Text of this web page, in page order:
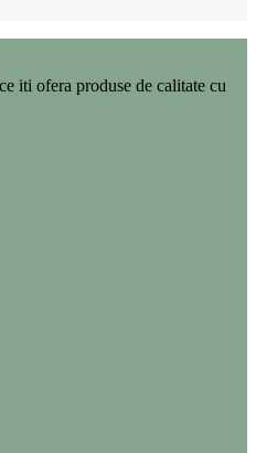
iti ofera produse de calitate cu